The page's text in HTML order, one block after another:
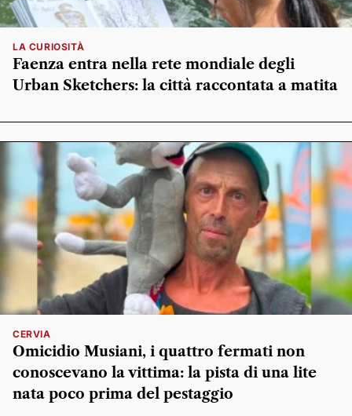
LA CURIOSITÀ
Faenza entra nella rete mondiale degli
Urban Sketchers: la città raccontata a matita
CERVIA
Omicidio Musiani, i quattro fermati non
conoscevano la vittima: la pista di una lite
nata poco prima del pestaggio